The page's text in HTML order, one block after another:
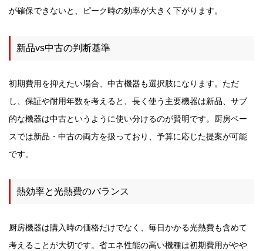
が確保できないと、ピーク時の効率が大きく下がります。
新品vs中古の判断基準
初期費用を抑えたい場合、中古機器も選択肢になります。ただ
し、保証や耐用年数を考えると、長く使う主要機器は新品、サブ
的な機器は中古というように使い分けるのが賢明です。厨房ベー
スでは新品・中古の両方を扱っており、予算に応じた提案が可能
です。
熱効率と光熱費のバランス
厨房機器は購入時の価格だけでなく、毎日かかる光熱費も含めて
考えることが大切です。省エネ性能の高い機種は初期費用がやや